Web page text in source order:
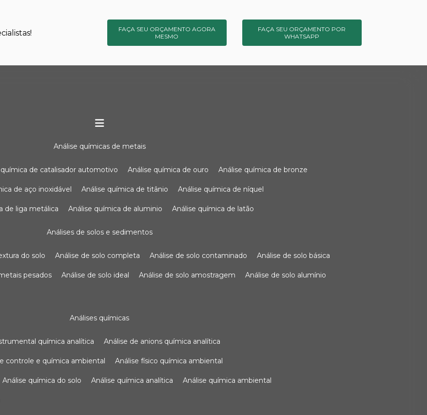
FAÇA SEU ORÇAMENTO AGORA
MESMO
FAÇA SEU ORÇAMENTO POR
WHATSAPP
análise químicas de metais
química de catalisador automotivo análise química de ouro análise química de bronze
de aço inoxidável análise química de titânio análise química de níquel
de liga metálica análise química de aluminio análise química de latão
análises de solos e sedimentos
do solo análise de solo completa análise de solo contaminado análise de solo básica
pesados análise de solo ideal análise de solo amostragem análise de solo alumínio
análises químicas
química analítica análise de anions química analítica
controle e química ambiental análise físico química ambiental
análise química do solo análise química analítica análise química ambiental